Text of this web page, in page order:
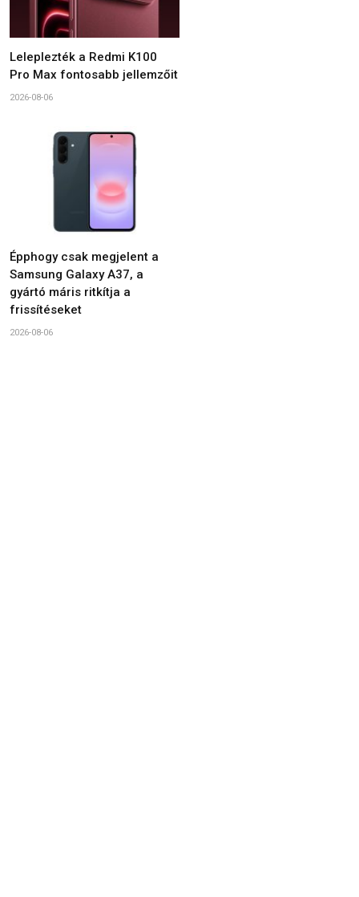
Leleplezték a Redmi K100
Pro Max fontosabb jellemzőit
2026-08-06
Épphogy csak megjelent a
Samsung Galaxy A37, a
gyártó máris ritkítja a
frissítéseket
2026-08-06